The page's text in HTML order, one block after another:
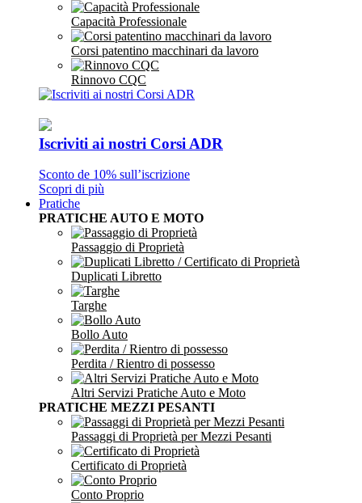
Capacità Professionale
Corsi patentino macchinari da lavoro
Rinnovo CQC
Iscriviti ai nostri Corsi ADR
Sconto de 10% sull’iscrizione
Scopri di più
Pratiche
PRATICHE AUTO E MOTO
Passaggio di Proprietà
Duplicati Libretto
Targhe
Bollo Auto
Perdita / Rientro di possesso
Altri Servizi Pratiche Auto e Moto
PRATICHE MEZZI PESANTI
Passaggi di Proprietà per Mezzi Pesanti
Certificato di Proprietà
Conto Proprio